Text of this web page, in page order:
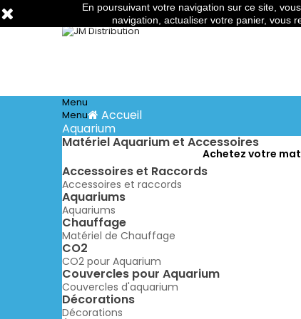
En poursuivant votre navigation sur ce site,
navigation, actualiser votre panier, vous
Téléphone:03 88 91 95 10 Email:
Menu
Menu
Accueil
Aquarium
Matériel Aquarium et Accessoires
Achetez votre
Accessoires et Raccords
Accessoires et raccords
Aquariums
Aquariums
Chauffage
Matériel de Chauffage
CO2
CO2 pour Aquarium
Couvercles pour Aquarium
Couvercles d'aquarium
Décorations
Décorations